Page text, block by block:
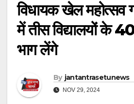
विधायक खेल महोत्सव
में तीस विद्यालयों के
भाग लेंगे
By jantantrasetunews
NOV 29, 2024